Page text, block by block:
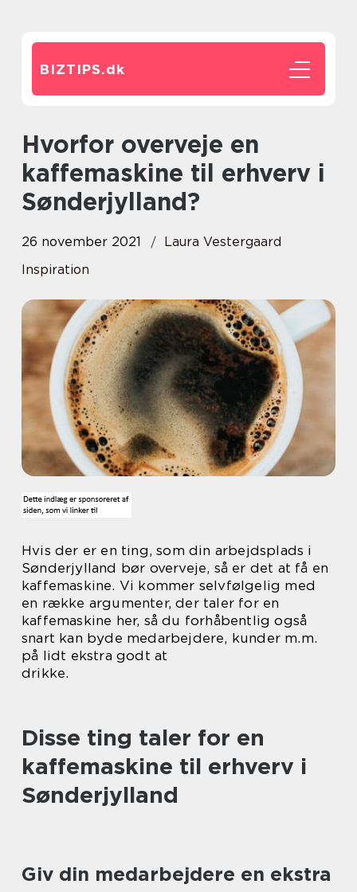
BIZTIPS.dk
Hvorfor overveje en
kaffemaskine til erhverv i
Sønderjylland?
26 november 2021
Laura Vestergaard
Inspiration
Hvis der er en ting, som din arbejdsplads i
Sønderjylland bør overveje, så er det at få en
kaffemaskine. Vi kommer selvfølgelig med
en række argumenter, der taler for en
kaffemaskine her, så du forhåbentlig også
snart kan byde medarbejdere, kunder m.m.
på lidt ekstra godt at
drikke.
Disse ting taler for en
kaffemaskine til erhverv i
Sønderjylland
Giv din medarbejdere en ekstra